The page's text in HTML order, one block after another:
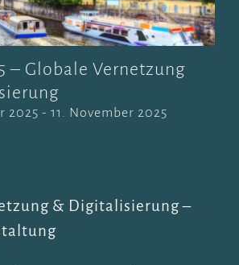
– Globale Vernetzung
2025 - 11. November 2025
& Digitalisierung –